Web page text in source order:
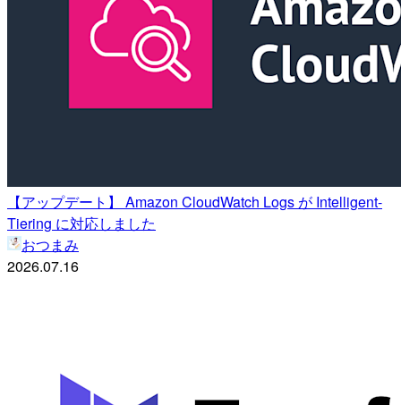
【アップデート】 Amazon CloudWatch Logs が Intelligent-
Tiering に対応しました
おつまみ
2026.07.16